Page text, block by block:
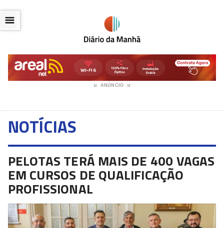
ANÚNCIO
☰
NOTÍCIAS
PELOTAS TERÁ MAIS DE 400 VAGAS
EM CURSOS DE QUALIFICAÇÃO
PROFISSIONAL